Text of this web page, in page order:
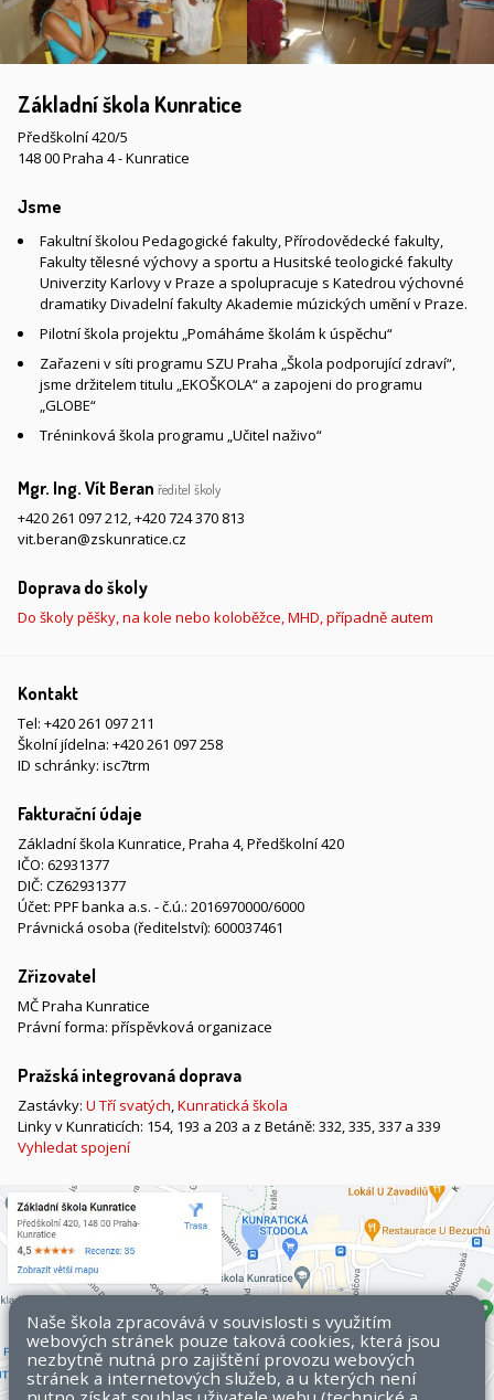
Základní škola Kunratice
Předškolní 420/5
148 00 Praha 4 - Kunratice
Jsme
Fakultní školou Pedagogické fakulty, Přírodovědecké fakulty,
Fakulty tělesné výchovy a sportu a Husitské teologické fakulty
Univerzity Karlovy v Praze a spolupracuje s Katedrou výchovné
dramatiky Divadelní fakulty Akademie múzických umění v Praze.
Pilotní škola projektu „Pomáháme školám k úspěchu“
Zařazeni v síti programu SZU Praha „Škola podporující zdraví“,
jsme držitelem titulu „EKOŠKOLA“ a zapojeni do programu
„GLOBE“
Tréninková škola programu „Učitel naživo“
Mgr. Ing. Vít Beran ředitel školy
+420 261 097 212,+420 724 370 813
vit.beran@zskunratice.cz
Doprava do školy
Do školy pěšky, na kole nebo koloběžce, MHD, případně autem
Kontakt
Tel: +420 261 097 211
Školní jídelna: +420 261 097 258
ID schránky: isc7trm
Fakturační údaje
Základní škola Kunratice, Praha 4, Předškolní 420
IČO: 62931377
DIČ: CZ62931377
Účet: PPF banka a.s. - č.ú.: 2016970000/6000
Právnická osoba (ředitelství): 600037461
Zřizovatel
MČ Praha Kunratice
Právní forma: příspěvková organizace
Pražská integrovaná doprava
Zastávky: U Tří svatých,Kunratická škola
Linky v Kunraticích: 154, 193 a 203 a z Betáně: 332, 335, 337 a 339
Vyhledat spojení
Naše škola zpracovává v souvislosti s využitím
webových stránek pouze taková cookies, která jsou
nezbytně nutná pro zajištění provozu webových
stránek a internetových služeb, a u kterých není